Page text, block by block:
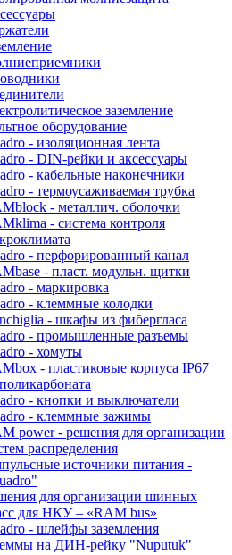
заземление
оборудование
- изоляционная лента
- DIN-рейки и аксессуары
- кабельные наконечники
- термоусаживаемая трубка
- металлич. оболочки
- система контроля
- перфорированный канал
- пласт. модульн. щитки
- маркировка
- клеммные колодки
- шкафы из фибергласа
- промышленные разъемы
- хомуты
- пластиковые корпуса IP67
- кнопки и выключатели
- клеммные зажимы
power - решения для организации
распределения
источники питания -
для организации шинных
для НКУ – «RAM bus»
- шлейфы заземления
на ДИН-рейку "Nuputuk"